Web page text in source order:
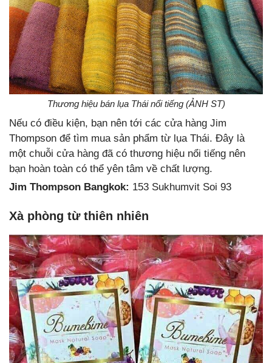
Thương hiệu bán lụa Thái nổi tiếng (ẢNH ST)
Nếu có điều kiện, bạn nên tới các cửa hàng Jim
Thompson để tìm mua sản phẩm từ lụa Thái. Đây là
một chuỗi cửa hàng đã có thương hiệu nổi tiếng nên
bạn hoàn toàn có thể yên tâm về chất lượng.
Jim Thompson Bangkok: 153 Sukhumvit Soi 93
Xà phòng từ thiên nhiên